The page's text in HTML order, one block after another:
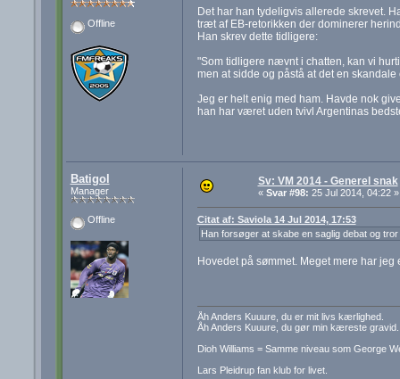
Offline
Det har han tydeligvis allerede skrevet.
træt af EB-retorikken der dominerer
Han skrev dette tidligere:
"Som tidligere nævnt i chatten, kan vi
men at sidde og påstå at det en
Jeg er helt enig med ham. Havde nok
han har været uden tvivl Argentinas
Batigol
Manager
Offline
Sv: VM 2014 - Generel snak
« Svar #98: 25 Jul 2014, 04:22 »
Citat af: Saviola 14 Jul 2014, 17:53
Han forsøger at skabe en saglig debat og
Hovedet på sømmet. Meget mere har
Åh Anders Kuuure, du er mit livs kærlighed.
Åh Anders Kuuure, du gør min kæreste gravid.
Dioh Williams = Samme niveau som George
Lars Pleidrup fan klub for livet.